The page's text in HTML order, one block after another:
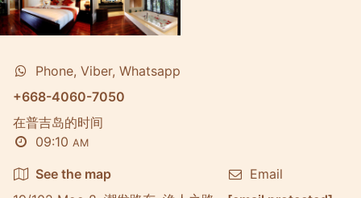
Phone, Viber, Whatsapp
+668-4060-7050
在普吉岛的时间
09:10 AM
See the map
Email